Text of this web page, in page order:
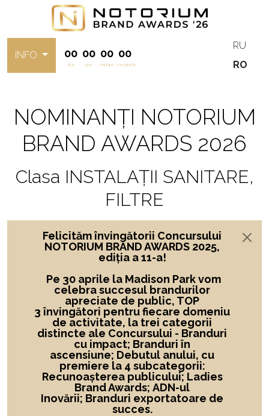
INFO 00
zile
00
ore
00
minute
00
secunde
RU
RO
NOMINANȚI NOTORIUM
BRAND AWARDS 2026
Clasa INSTALAȚII SANITARE,
FILTRE
Felicităm învingătorii Concursului
NOTORIUM BRAND AWARDS 2025,
ediția a 11-a!
Pe 30 aprile la Madison Park vom
celebra succesul brandurilor
apreciate de public, TOP
3 învingători pentru fiecare domeniu
de activitate, la trei categorii
distincte ale Concursului - Branduri
cu impact; Branduri în
ascensiune; Debutul anului, cu
premiere la 4 subcategorii:
Recunoașterea publicului; Ladies
Brand Awards; ADN-ul
Inovării; Branduri exportatoare de
succes.